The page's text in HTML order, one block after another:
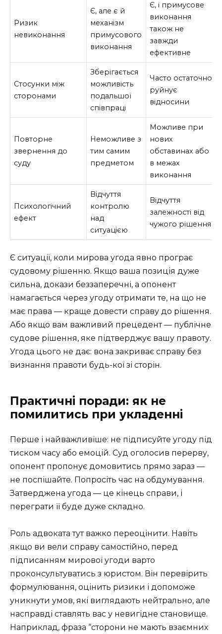
Ризик
невиконання
Є, але є й
механізм
примусового
виконання
Є, і примусове
виконання
також не
завжди
ефективне
Стосунки між
сторонами
Зберігається
можливість
подальшої
співпраці
Часто остаточно
руйнує
відносини
Повторне
звернення до
суду
Неможливе з
тим самим
предметом
Можливе при
нових
обставинах або
в межах
виконання
Психологічний
ефект
Відчуття
контролю
над
ситуацією
Відчуття
залежності від
чужого рішення
Є ситуації, коли мирова угода явно програє
судовому рішенню. Якщо ваша позиція дуже
сильна, докази беззаперечні, а опонент
намагається через угоду отримати те, на що не
має права — краще довести справу до рішення.
Або якщо вам важливий прецедент — публічне
судове рішення, яке підтверджує вашу правоту.
Угода цього не дає: вона закриває справу без
визнання правоти будь-кої зі сторін.
Практичні поради: як не
помилитись при укладенні
Перше і найважливіше: не підписуйте угоду під
тиском часу або емоцій. Суд оголосив перерву,
опонент пропонує домовитись прямо зараз —
не поспішайте. Попросіть час на обдумування.
Затверджена угода — це кінець справи, і
переграти її буде дуже складно.
Роль адвоката тут важко переоцінити. Навіть
якщо ви вели справу самостійно, перед
підписанням мирової угоди варто
проконсультуватись з юристом. Він перевірить
формулювання, оцінить ризики і допоможе
уникнути умов, які виглядають нейтрально, але
насправді ставлять вас у невигідне становище.
Наприклад, фраза “сторони не мають взаємних